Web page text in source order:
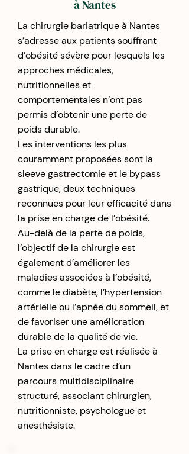
à Nantes
La chirurgie bariatrique à Nantes
s’adresse aux patients souffrant
d’obésité sévère pour lesquels les
approches médicales,
nutritionnelles et
comportementales n’ont pas
permis d’obtenir une perte de
poids durable.
Les interventions les plus
couramment proposées sont la
sleeve gastrectomie et le bypass
gastrique, deux techniques
reconnues pour leur efficacité dans
la prise en charge de l’obésité.
Au-delà de la perte de poids,
l’objectif de la chirurgie est
également d’améliorer les
maladies associées à l’obésité,
comme le diabète, l’hypertension
artérielle ou l’apnée du sommeil, et
de favoriser une amélioration
durable de la qualité de vie.
La prise en charge est réalisée à
Nantes dans le cadre d’un
parcours multidisciplinaire
structuré, associant chirurgien,
nutritionniste, psychologue et
anesthésiste.